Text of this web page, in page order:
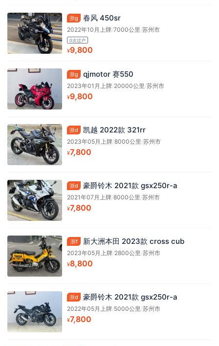
浙g 春风 450sr
2022年10月上牌/7000公里/苏州市
0次过户
¥9,800
浙g qjmotor 赛550
2023年01月上牌/20000公里/苏州市
¥9,800
浙d 凯越 2022款 321rr
2023年05月上牌/8000公里/苏州市
¥7,800
浙d 豪爵铃木 2021款 gsx250r-a
2021年07月上牌/8000公里/苏州市
¥7,800
浙f 新大洲本田 2023款 cross cub
2023年05月上牌/2800公里/苏州市
¥8,800
浙d 豪爵铃木 2021款 gsx250r-a
2022年05月上牌/5000公里/苏州市
¥7,800